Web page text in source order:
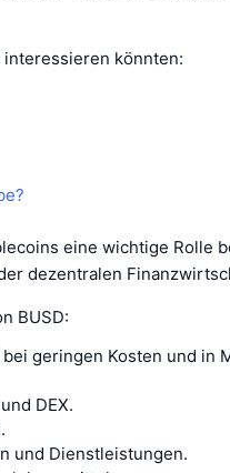
könnten:
eine wichtige Rolle
dezentralen
BUSD:
geringen Kosten und in
DEX.
und Dienstleistungen.